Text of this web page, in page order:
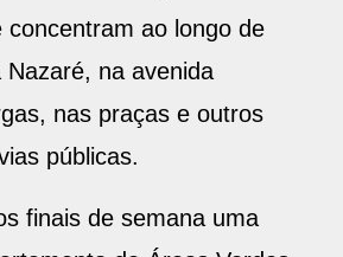
concentram ao longo de
na avenida
nas praças e outros
públicas.
finais de semana uma